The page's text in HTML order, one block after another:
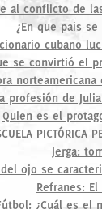
al conflicto de
¿En que pais
cubano
se convirtió el
profesión de
Quien es el
PICTÓRICA
Jerga:
ojo se
Refranes:
¿Cuál es el